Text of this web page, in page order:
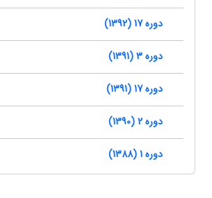
دوره 17 (1392)
دوره 3 (1391)
دوره 17 (1391)
دوره 2 (1390)
دوره 1 (1388)